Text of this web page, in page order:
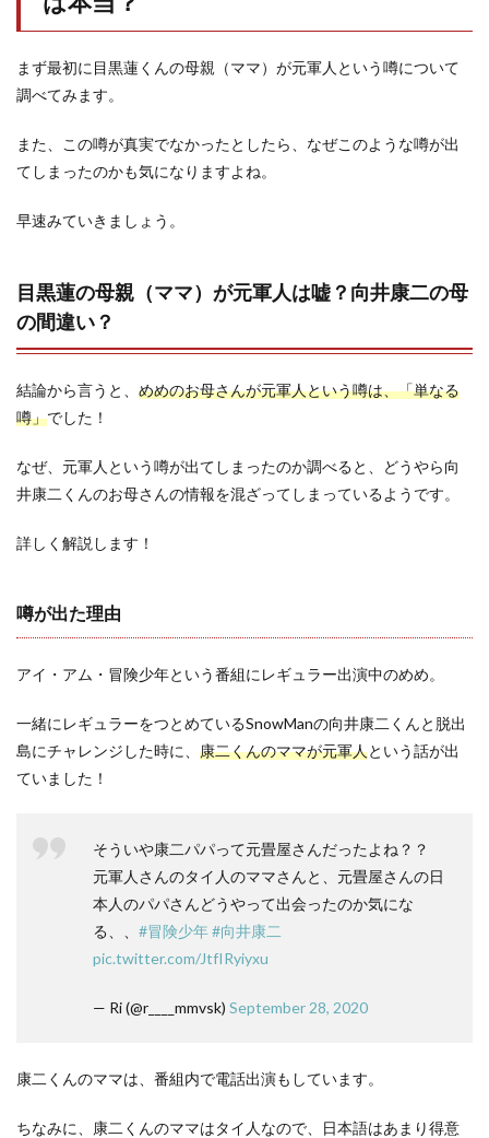
まず最初に目黒蓮くんの母親（ママ）が元軍人という噂について
調べてみます。
また、この噂が真実でなかったとしたら、なぜこのような噂が出
てしまったのかも気になりますよね。
早速みていきましょう。
目黒蓮の母親（ママ）が元軍人は嘘？向井康二の母
の間違い？
結論から言うと、 めめのお母さんが元軍人という噂は、「単なる
噂」でした！
なぜ、元軍人という噂が出てしまったのか調べると、どうやら向
井康二くんのお母さんの情報を混ざってしまっているようです。
詳しく解説します！
噂が出た理由
アイ・アム・冒険少年という番組にレギュラー出演中のめめ。
一緒にレギュラーをつとめているSnowManの向井康二くんと脱出
島にチャレンジした時に、 康二くんのママが元軍人という話が出
ていました！
そういや康二パパって元畳屋さんだったよね？？
元軍人さんのタイ人のママさんと、元畳屋さんの日
本人のパパさんどうやって出会ったのか気にな
る、、 #冒険少年#向井康二
pic.twitter.com/JtfIRyiyxu
— Ri (@r____mmvsk) September 28, 2020
康二くんのママは、番組内で電話出演もしています。
ちなみに、康二くんのママはタイ人なので、日本語はあまり得意